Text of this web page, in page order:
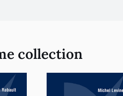
collection